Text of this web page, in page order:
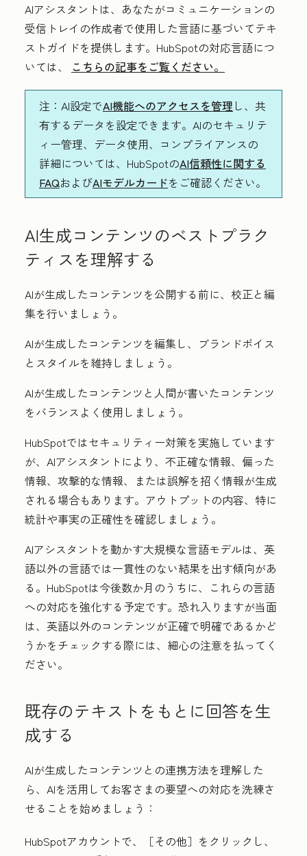
AIアシスタントは、あなたがコミュニケーションの
受信トレイの作成者で使用した言語に基づいてテキ
ストガイドを提供します。HubSpotの対応言語につ
いては、
こちらの記事をご覧ください。
注 ：AI設定でAI機能へのアクセスを管理 し、共
有するデータを設定できます。AIのセキュリテ
ィー管理、データ使用、コンプライアンスの
詳細については、HubSpotのAI信頼性に関する
FAQおよびAIモデルカードをご確認ください。
AI生成コンテンツのベストプラク
ティスを理解する
AIが生成したコンテンツを公開する前に、校正と編
集を行いましょう。
AIが生成したコンテンツを編集し、ブランドボイス
とスタイルを維持しましょう。
AIが生成したコンテンツと人間が書いたコンテンツ
をバランスよく使用しましょう。
HubSpotではセキュリティー対策を実施しています
が、AIアシスタントにより、不正確な情報、偏った
情報、攻撃的な情報、または誤解を招く情報が生成
される場合もあります。アウトプットの内容、特に
統計や事実の正確性を確認しましょう。
AIアシスタントを動かす大規模な言語モデルは、英
語以外の言語では一貫性のない結果を出す傾向があ
る。HubSpotは今後数か月のうちに、これらの言語
への対応を強化する予定です。恐れ入りますが当面
は、英語以外のコンテンツが正確で明確であるかど
うかをチェックする際には、細心の注意を払ってく
ださい。
既存のテキストをもとに回答を生
成する
AIが生成したコンテンツとの連携方法を理解した
ら、AIを活用してお客さまの要望への対応を洗練さ
せることを始めましょう：
HubSpotアカウントで、
［その他］をクリックし、